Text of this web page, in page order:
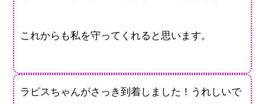
これからも私を守ってくれると思います。
ラピスちゃんがさっき到着しました！うれしいで